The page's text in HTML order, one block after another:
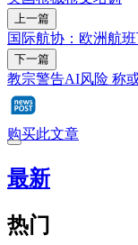
上一篇
国际航协：欧洲航
下一篇
教宗警告AI风险 称
购买此文章
最新
热门